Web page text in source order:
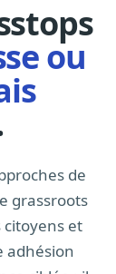
ou
de
grassroots
citoyens et
adhésion